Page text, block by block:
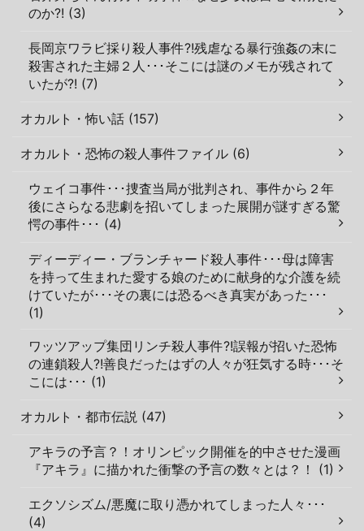
のか?! (3)
長岡京ワラビ採り殺人事件?!残虐なる暴行強姦の末に
殺害された主婦２人･･･そこには謎のメモが残されて
いたが?! (7)
オカルト・怖い話 (157)
オカルト・恐怖の殺人事件ファイル (6)
ウェイコ事件･･･捜査当局が批判され、事件から２年
後にさらなる悲劇を招いてしまった展開が謎すぎる驚
愕の事件･･･ (4)
ディーディー・ブランチャード殺人事件･･･母は障害
を持って生まれた愛する娘のために献身的な介護を続
けていたが･･･その裏には恐るべき真実があった･･･
(1)
ワッツアップ集団リンチ殺人事件?!誤報が招いた恐怖
の連鎖殺人?!善良だったはずの人々が狂気する時･･･そ
こには･･･ (1)
オカルト・都市伝説 (47)
アキラの予言？！オリンピック開催を的中させた漫画
『アキラ』に描かれた衝撃の予言の数々とは？！ (1)
エクソシズム/悪魔に取り憑かれてしまった人々･･･
(4)